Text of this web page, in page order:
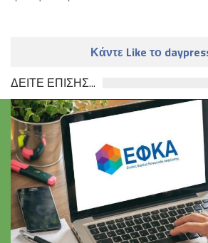
Κάντε Like το
ΔΕΙΤΕ ΕΠΙΣΗΣ...